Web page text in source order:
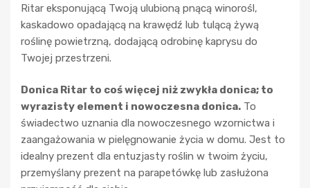
Ritar eksponującą Twoją ulubioną pnącą winorośl,
kaskadowo opadającą na krawędź lub tulącą żywą
roślinę powietrzną, dodającą odrobinę kaprysu do
Twojej przestrzeni.
Donica Ritar to coś więcej niż zwykła donica; to
wyrazisty element i nowoczesna donica. To
świadectwo uznania dla nowoczesnego wzornictwa i
zaangażowania w pielęgnowanie życia w domu. Jest to
idealny prezent dla entuzjasty roślin w twoim życiu,
przemyślany prezent na parapetówkę lub zasłużona